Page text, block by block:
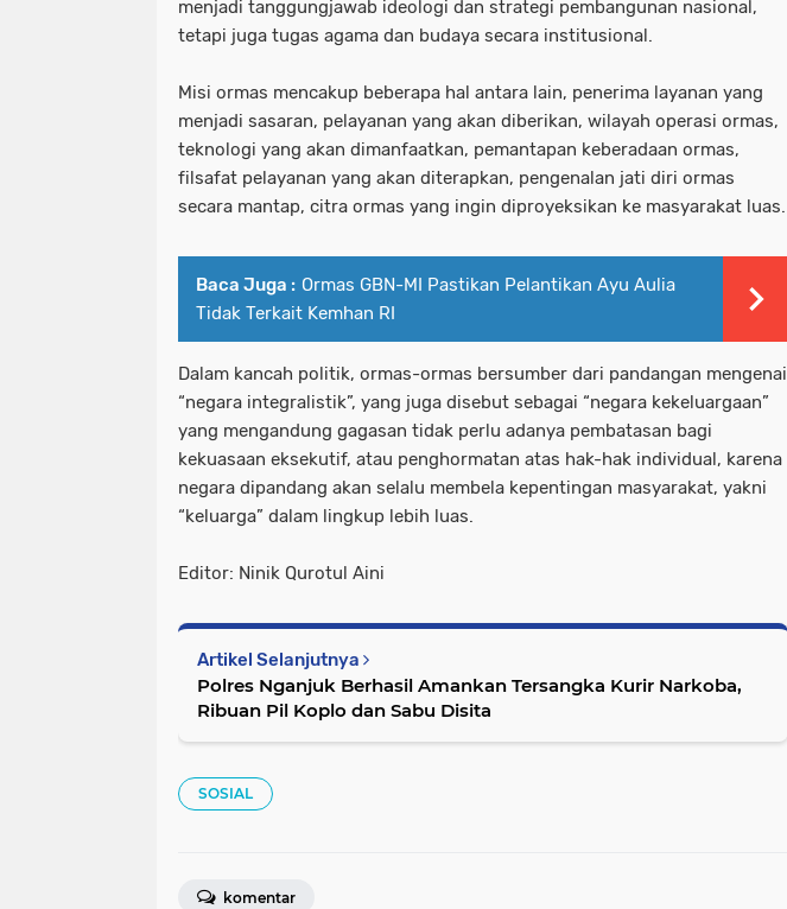
menjadi tanggungjawab ideologi dan strategi pembangunan nasional,
tetapi juga tugas agama dan budaya secara institusional.
Misi ormas mencakup beberapa hal antara lain, penerima layanan yang
menjadi sasaran, pelayanan yang akan diberikan, wilayah operasi ormas,
teknologi yang akan dimanfaatkan, pemantapan keberadaan ormas,
filsafat pelayanan yang akan diterapkan, pengenalan jati diri ormas
secara mantap, citra ormas yang ingin diproyeksikan ke masyarakat luas.
Baca Juga : Ormas GBN-MI Pastikan Pelantikan Ayu Aulia
Tidak Terkait Kemhan RI
Dalam kancah politik, ormas-ormas bersumber dari pandangan mengenai
“negara integralistik”, yang juga disebut sebagai “negara kekeluargaan”
yang mengandung gagasan tidak perlu adanya pembatasan bagi
kekuasaan eksekutif, atau penghormatan atas hak-hak individual, karena
negara dipandang akan selalu membela kepentingan masyarakat, yakni
“keluarga” dalam lingkup lebih luas.
Editor: Ninik Qurotul Aini
Artikel Selanjutnya
Polres Nganjuk Berhasil Amankan Tersangka Kurir Narkoba,
Ribuan Pil Koplo dan Sabu Disita
SOSIAL
komentar